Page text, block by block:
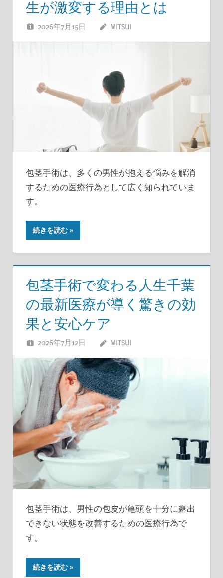
生が激変する理由とは
2026年7月15日 MITSUI
包茎手術は、多くの男性が抱える悩みを解消
するための医療行為として広く知られていま
す。
続きを読む
包茎手術で変わる人生千葉
の最新医療が導く驚きの効
果と安心ケア
2026年7月12日 MITSUI
包茎手術は、男性の包皮が亀頭を十分に露出
できない状態を改善するための医療行為で
す。
続きを読む